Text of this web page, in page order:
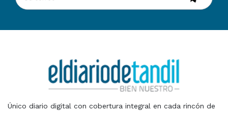
Único diario digital con cobertura integral en cada rincón de